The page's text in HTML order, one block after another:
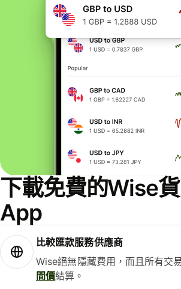
下載免費的Wise
App
比較匯款服務供應商
Wise絕無隱藏費用，而且所有交
間價結算。